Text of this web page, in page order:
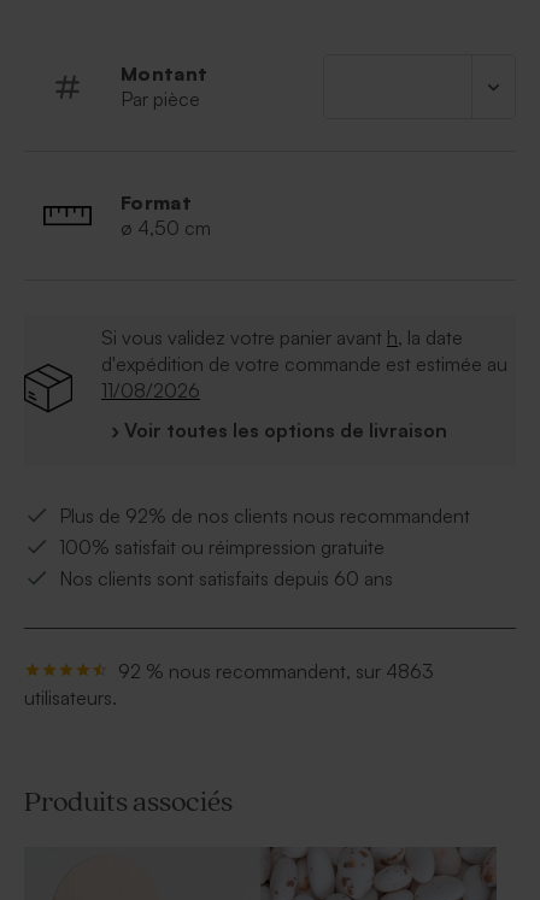
Montant
Par pièce
Format
ø 4,50 cm
Si vous validez votre panier avant h, la date
d'expédition de votre commande est estimée au
11/08/2026
› Voir toutes les options de livraison
Plus de 92% de nos clients nous recommandent
100% satisfait ou réimpression gratuite
Nos clients sont satisfaits depuis 60 ans
92 % nous recommandent, sur 4863
utilisateurs.
Produits associés